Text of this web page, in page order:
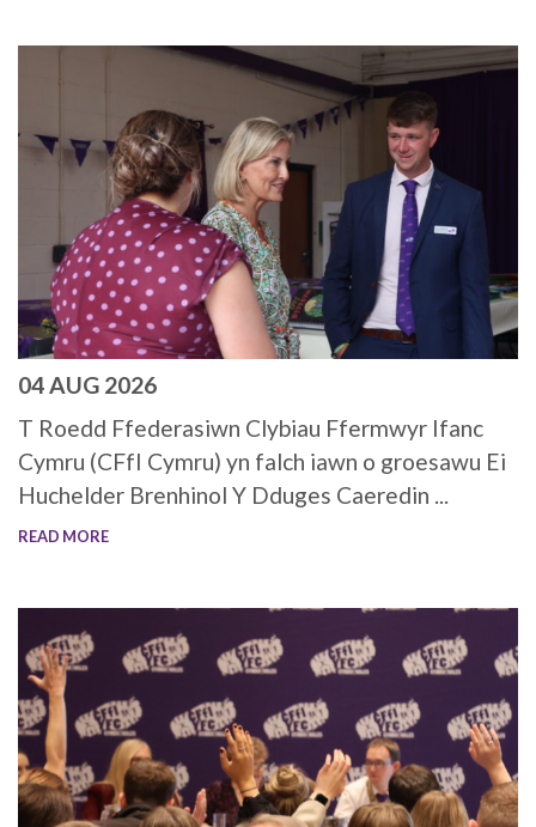
04 AUG 2026
T Roedd Ffederasiwn Clybiau Ffermwyr Ifanc
Cymru (CFfI Cymru) yn falch iawn o groesawu Ei
Huchelder Brenhinol Y Dduges Caeredin ...
READ MORE